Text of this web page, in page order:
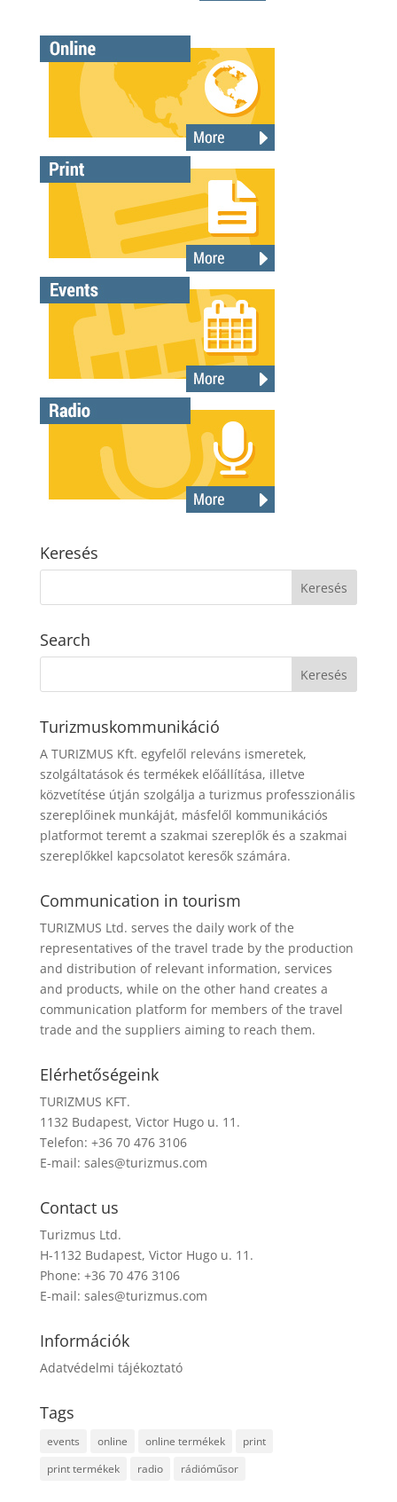
Keresés
Search
Turizmuskommunikáció
A TURIZMUS Kft. egyfelől releváns ismeretek,
szolgáltatások és termékek előállítása, illetve
közvetítése útján szolgálja a turizmus professzionális
szereplőinek munkáját, másfelől kommunikációs
platformot teremt a szakmai szereplők és a szakmai
szereplőkkel kapcsolatot keresők számára.
Communication in tourism
TURIZMUS Ltd. serves the daily work of the
representatives of the travel trade by the production
and distribution of relevant information, services
and products, while on the other hand creates a
communication platform for members of the travel
trade and the suppliers aiming to reach them.
Elérhetőségeink
TURIZMUS KFT.
1132 Budapest, Victor Hugo u. 11.
Telefon: +36 70 476 3106
E-mail: sales@turizmus.com
Contact us
Turizmus Ltd.
H-1132 Budapest, Victor Hugo u. 11.
Phone: +36 70 476 3106
E-mail: sales@turizmus.com
Információk
Adatvédelmi tájékoztató
Tags
events online online termékek
print
print termékek
radio rádióműsor